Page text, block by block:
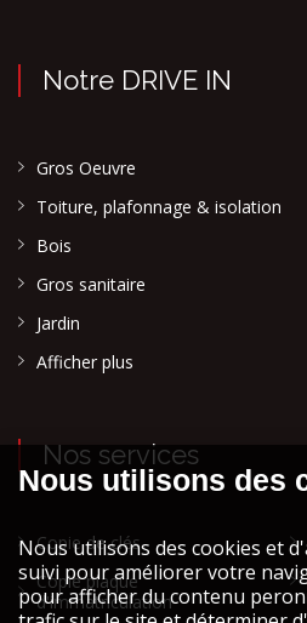
Notre DRIVE IN
Gros Oeuvre
Toiture, plafonnage & isolation
Bois
Gros sanitaire
Jardin
Afficher plus
Nos services
Copie de clés
Copie plaque
d'immatriculation